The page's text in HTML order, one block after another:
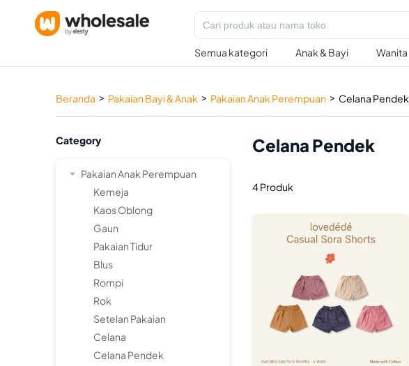
Semua kategori Anak & Bayi Wanita
Beranda > Pakaian Bayi & Anak > Pakaian Anak Perempuan > Celana Pendek
Category
Pakaian Anak Perempuan
Kemeja
Kaos Oblong
Gaun
Pakaian Tidur
Blus
Rompi
Rok
Setelan Pakaian
Celana
Celana Pendek
Celana Pendek
4 Produk